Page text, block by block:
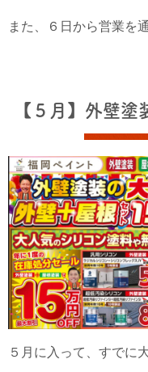
また、６日から営業を
【５月】外壁
５月に入って、すでに